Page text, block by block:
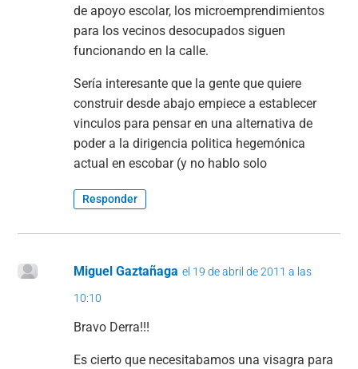
de apoyo escolar, los microemprendimientos
para los vecinos desocupados siguen
funcionando en la calle.
Sería interesante que la gente que quiere
construir desde abajo empiece a establecer
vinculos para pensar en una alternativa de
poder a la dirigencia politica hegemónica
actual en escobar (y no hablo solo
Responder
Miguel Gaztañaga el 19 de abril de 2011 a las
10:10
Bravo Derra!!!
Es cierto que necesitabamos una visagra para